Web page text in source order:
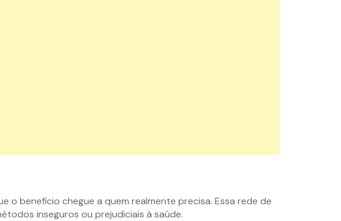
o benefício chegue a quem realmente precisa. Essa rede de
inseguros ou prejudiciais à saúde.